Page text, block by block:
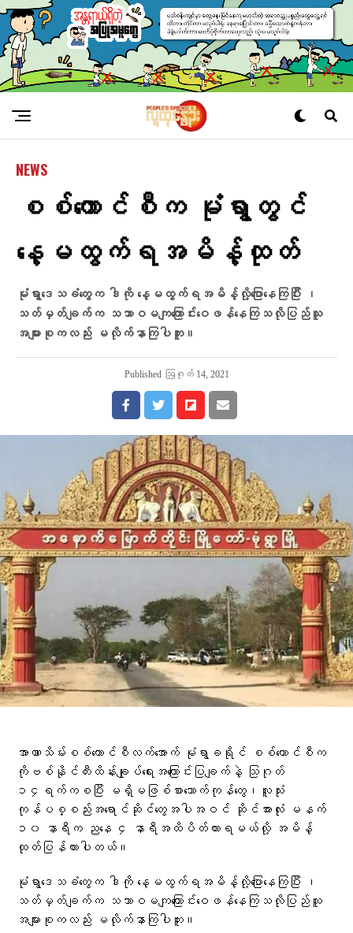
NEWS
စစ်​ကောင်စီက မုံရွာတွင်
နေ့မထွက်ရ​အမိန့်ထုတ်
မုံရွာ​ဒေသခံ​တွေက ဒါကို ​နေ့မထွက်ရအမိန့်လို့​ပြော​နေကြပြီး ၊
သတ်မှတ်ချက်က သဘာဝမကျ​ကြောင်း​ဝေဖန်​နေကြသလိုပြည်သူ​
အများစုကလည်း မလိုက်နာကြပါဘူး။
Published ဩဂုတ် 14, 2021
အာဏာသိမ်းစစ်​ကောင်စီလက်​အောက် မုံရွာခရိုင် စစ်​ကောင်စီက
ကိုဗစ်နိုင်တီးထိန်းချုပ်​ရေးအ​ကြောင်းပြချက်နဲ့ သြဂုတ်
၁၄ရက်ကစပြီး မရှိမဖြစ်စား​သောက်ကုန်​တွေ၊လူသုံး
ကုန်ပစ္စည်းအ​ရောင်ဆိုင်​တွေအပါအဝင် ဆိုင်အားလုံး မနက်
၁၀ နာရီက ည​နေ ၄ နာရီအထိပိတ်ထားရမယ်လို့ ​အမိန့်
ထုတ်ပြန်ထားပါတယ်။
မုံရွာ​ဒေသခံ​တွေက ဒါကို ​နေ့မထွက်ရအမိန့်လို့​ပြော​နေကြပြီး ၊
သတ်မှတ်ချက်က သဘာဝမကျ​ကြောင်း​ဝေဖန်​နေကြသလိုပြည်သူ​
အများစုကလည်း မလိုက်နာကြပါဘူး။